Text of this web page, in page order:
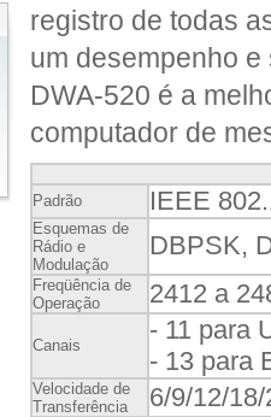
registro de todas
um desempenho
DWA-520 é a
computador de
Padrão IEEE
Esquemas de
Rádio e
Modulação
DBPSK,
Freqüência de
Operação
2412 a
Canais
- 11 para
- 13 para
Velocidade de
Transferência
6/9/12/